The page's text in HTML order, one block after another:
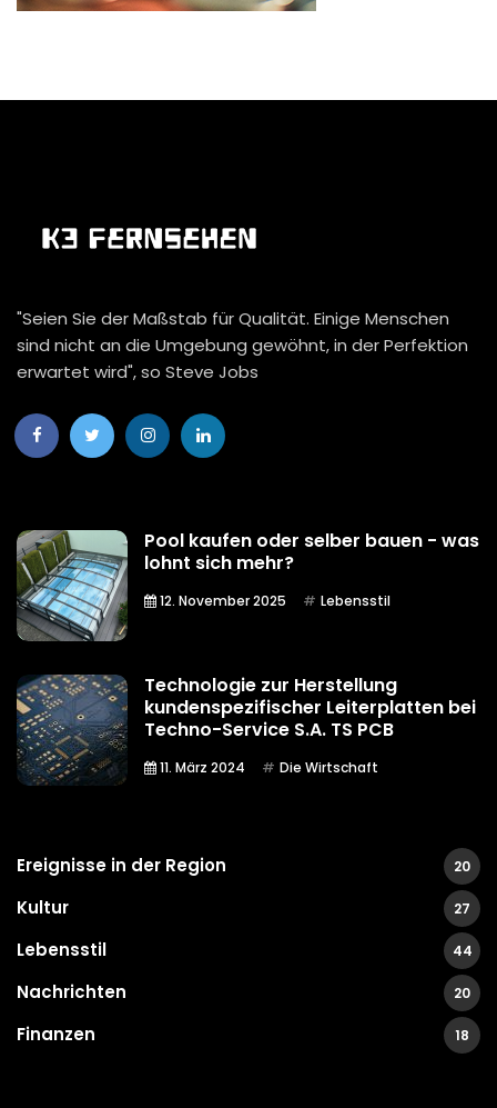
"Seien Sie der Maßstab für Qualität. Einige Menschen
sind nicht an die Umgebung gewöhnt, in der Perfektion
erwartet wird", so Steve Jobs
Pool kaufen oder selber bauen - was
lohnt sich mehr?
12. November 2025 Lebensstil
Technologie zur Herstellung
kundenspezifischer Leiterplatten bei
Techno-Service S.A. TS PCB
11. März 2024 Die Wirtschaft
Ereignisse in der Region 20
Kultur 27
Lebensstil 44
Nachrichten 20
Finanzen 18